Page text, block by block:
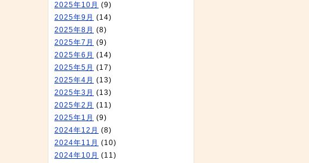
2025年10月 (9)
2025年9月 (14)
2025年8月 (8)
2025年7月 (9)
2025年6月 (14)
2025年5月 (17)
2025年4月 (13)
2025年3月 (13)
2025年2月 (11)
2025年1月 (9)
2024年12月 (8)
2024年11月 (10)
2024年10月 (11)